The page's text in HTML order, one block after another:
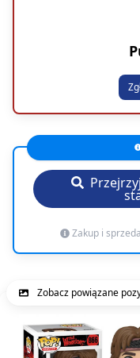
Zakup i
Zobacz powiązane